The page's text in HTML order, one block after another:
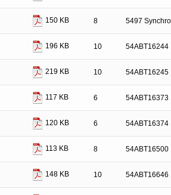
150 KB 8 5497
196 KB 10 54ABT16244
219 KB 10 54ABT16245
117 KB 6 54ABT16373
120 KB 6 54ABT16374
113 KB 8 54ABT16500
148 KB 10 54ABT16646